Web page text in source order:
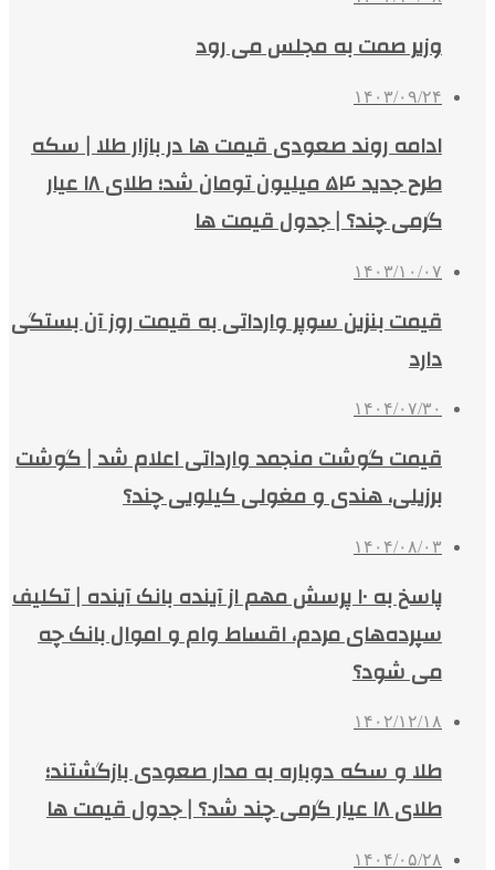
وزیر صمت به مجلس می رود
۱۴۰۳/۰۹/۲۴
ادامه روند صعودی قیمت ها در بازار طلا | سکه
طرح جدید ۵۴ میلیون تومان شد؛ طلای ۱۸ عیار
گرمی چند؟ | جدول قیمت ها
۱۴۰۳/۱۰/۰۷
قیمت بنزین سوپر وارداتی به قیمت روز آن بستگی
دارد
۱۴۰۴/۰۷/۳۰
قیمت گوشت‌ منجمد وارداتی اعلام شد | گوشت
برزیلی، هندی و مغولی کیلویی چند؟
۱۴۰۴/۰۸/۰۳
پاسخ به ۱۰ پرسش مهم از آینده بانک آینده | تکلیف
سپرده‌های مردم، اقساط وام و اموال بانک چه
می شود؟
۱۴۰۲/۱۲/۱۸
طلا و سکه دوباره به مدار صعودی بازگشتند؛
طلای ۱۸ عیار گرمی چند شد؟ | جدول قیمت ها
۱۴۰۴/۰۵/۲۸